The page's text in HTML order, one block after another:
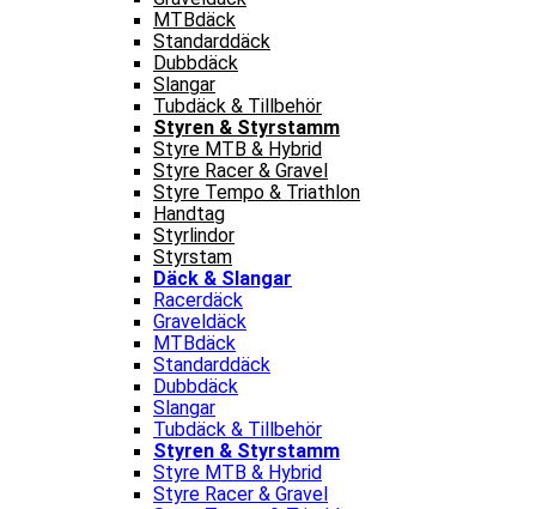
MTBdäck
Standarddäck
Dubbdäck
Slangar
Tubdäck & Tillbehör
Styren & Styrstamm
Styre MTB & Hybrid
Styre Racer & Gravel
Styre Tempo & Triathlon
Handtag
Styrlindor
Styrstam
Däck & Slangar
Racerdäck
Graveldäck
MTBdäck
Standarddäck
Dubbdäck
Slangar
Tubdäck & Tillbehör
Styren & Styrstamm
Styre MTB & Hybrid
Styre Racer & Gravel